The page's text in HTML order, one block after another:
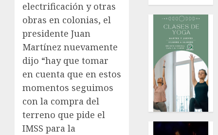
electrificación y otras
obras en colonias, el
presidente Juan
Martínez nuevamente
dijo “hay que tomar
en cuenta que en estos
momentos seguimos
con la compra del
terreno que pide el
IMSS para la